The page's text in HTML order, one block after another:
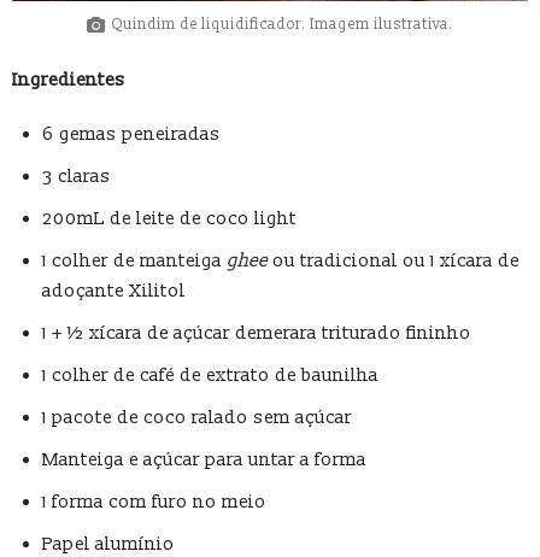
Quindim de liquidificador. Imagem ilustrativa.
Ingredientes
6 gemas peneiradas
3 claras
200mL de leite de coco light
1 colher de manteiga gheeou tradicional ou 1 xícara de
adoçante Xilitol
1 + ½ xícara de açúcar demerara triturado fininho
1 colher de café de extrato de baunilha
1 pacote de coco ralado sem açúcar
Manteiga e açúcar para untar a forma
1 forma com furo no meio
Papel alumínio